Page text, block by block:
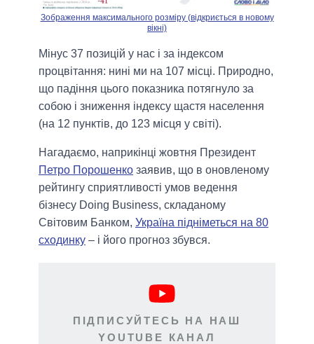
Зображення максимального розміру (відкриється в новому
вікні)
Мінус 37 позицій у нас і за індексом
процвітання: нині ми на 107 місці. Природно,
що падіння цього показника потягнуло за
собою і зниження індексу щастя населення
(на 12 пунктів, до 123 місця у світі).
Нагадаємо, наприкінці жовтня Президент
Петро Порошенко заявив, що в оновленому
рейтингу сприятливості умов ведення
бізнесу Doing Business, складаному
Світовим Банком, Україна підніметься на 80
сходинку – і його прогноз збувся.
ПІДПИСУЙТЕСЬ НА НАШ
YOUTUBE КАНАЛ